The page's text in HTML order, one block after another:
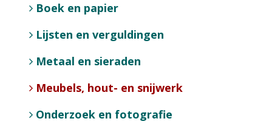
Boek en papier
Lijsten en verguldingen
Metaal en sieraden
Meubels, hout- en snijwerk
Onderzoek en fotografie